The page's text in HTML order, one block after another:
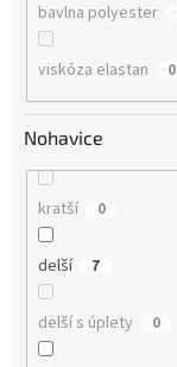
bavlna polyester
viskóza elastan 0
Nohavice
kratší 0
delší 7
delší s úplety 0